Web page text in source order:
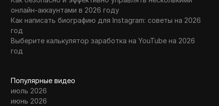
онлайн-аккаунтами в 2026 году
Как написать биографию для Instagram: советы на 2026
год
Выберите калькулятор заработка на YouTube на 2026
год
Популярные видео
июль 2026
июнь 2026